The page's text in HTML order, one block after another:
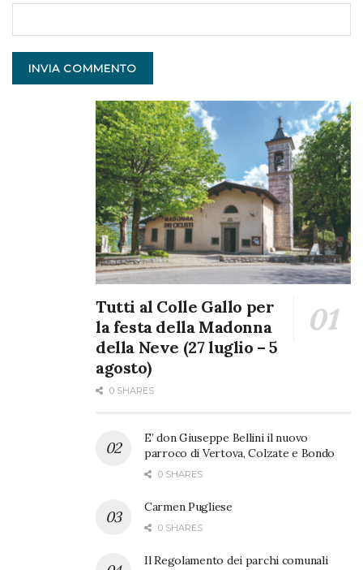
Tutti al Colle Gallo per
la festa della Madonna
della Neve (27 luglio – 5
agosto)
0 SHARES
E’ don Giuseppe Bellini il nuovo
parroco di Vertova, Colzate e Bondo
0 SHARES
Carmen Pugliese
0 SHARES
Il Regolamento dei parchi comunali